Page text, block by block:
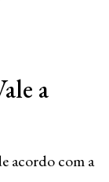
a
acordo com a